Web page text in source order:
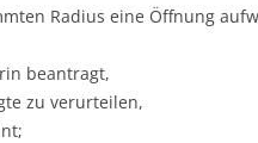
Radius eine Öffnung
beantragt,
zu verurteilen,